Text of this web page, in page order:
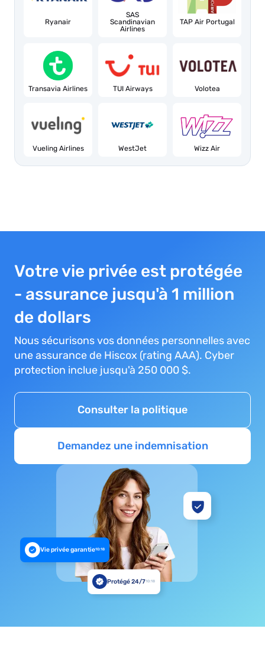
Ryanair
SAS
Scandinavian
Airlines
TAP Air Portugal
Transavia Airlines TUI Airways Volotea
Vueling Airlines WestJet Wizz Air
Votre vie privée est protégée
- assurance jusqu'à 1 million
de dollars
Nous sécurisons vos données personnelles avec
une assurance de Hiscox (rating AAA). Cyber
protection inclue jusqu'à 250 000 $.
Consulter la politique
Demandez une indemnisation
Vie privée garantie10:18
Protégé 24/710:18